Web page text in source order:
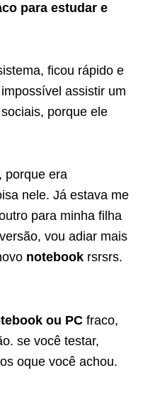
para estudar e
ficou rápido e
assistir um
porque ele
porque era
nele. Já estava me
para minha filha
vou adiar mais
notebook rsrsrs.
ou PC fraco,
se você testar,
oque você achou.